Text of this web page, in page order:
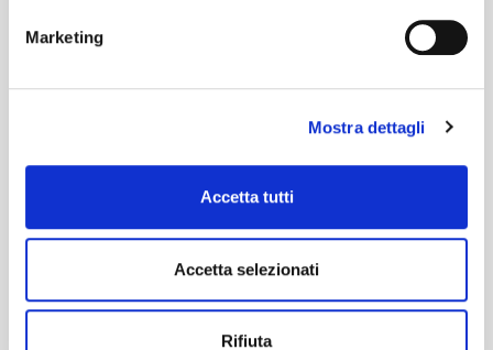
Marketing
Mostra dettagli
Accetta tutti
Accetta selezionati
Rifiuta